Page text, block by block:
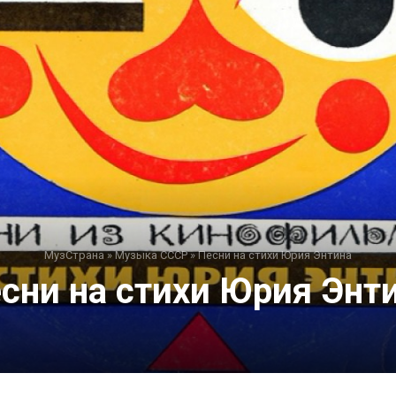
МузСтрана » Музыка СССР » Песни на стихи Юрия Энтина
на стихи Юрия